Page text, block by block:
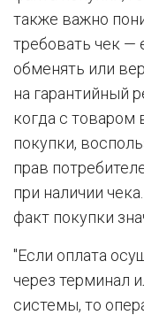
также важно
требовать чек —
обменять или
на гарантийный
когда с
покупки,
прав
при наличии
факт покупки
"Если оплата
через терминал
системы, то